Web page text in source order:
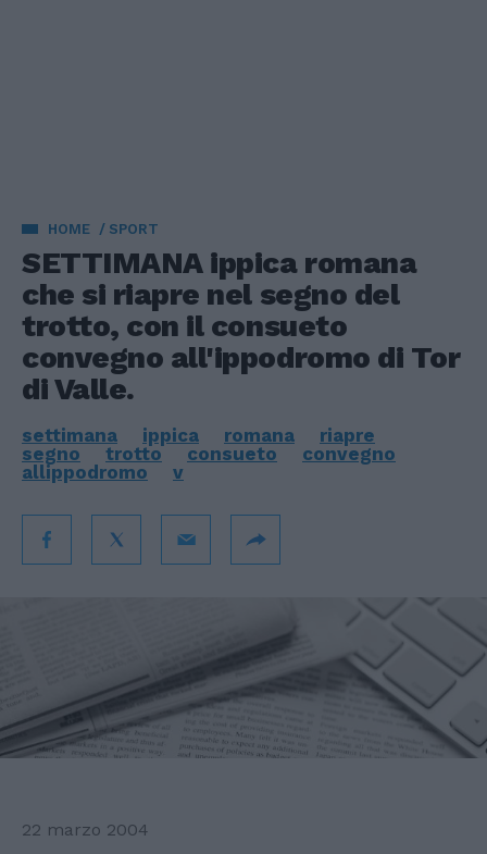
HOME SPORT
SETTIMANA ippica romana
che si riapre nel segno del
trotto, con il consueto
convegno all'ippodromo di Tor
di Valle.
settimana ippica romana
riapre
segno
trotto consueto
convegno
allippodromo
v
22 marzo 2004